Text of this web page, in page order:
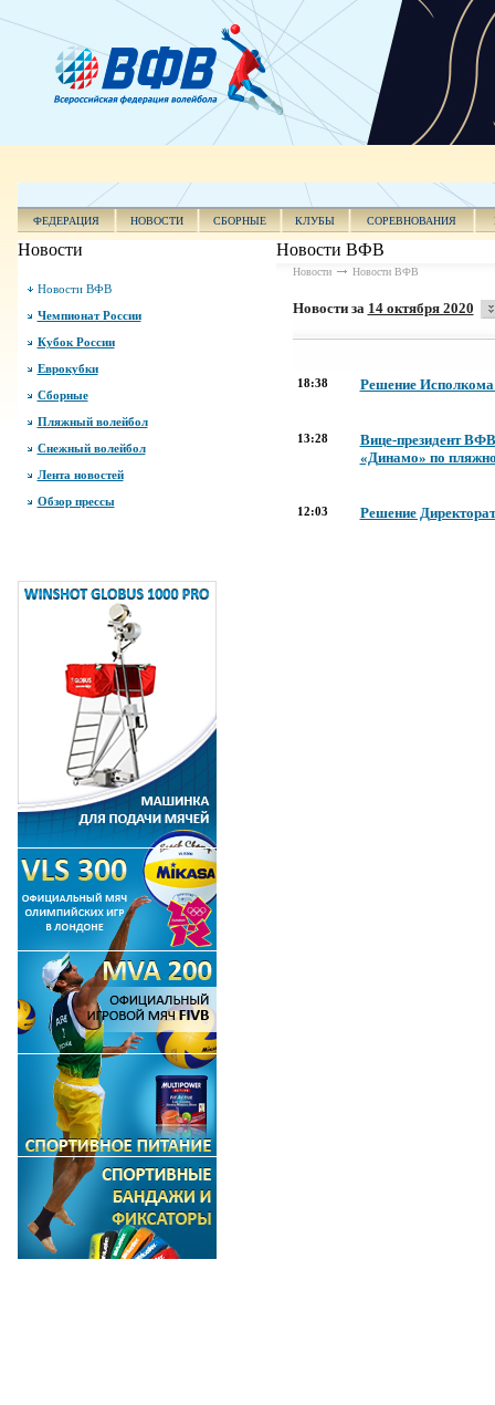
ФЕДЕРАЦИЯ НОВОСТИ СБОРНЫЕ КЛУБЫ СОРЕВНОВАНИЯ
Новости
Новости ВФВ
Чемпионат России
Кубок России
Еврокубки
Сборные
Пляжный волейбол
Снежный волейбол
Лента новостей
Обзор прессы
Новости ВФВ
Новости Новости ВФВ
Новости за 14 октября 2020
18:38 Решение Исполкома
13:28
Вице-президент
«Динамо» по
12:03 Решение